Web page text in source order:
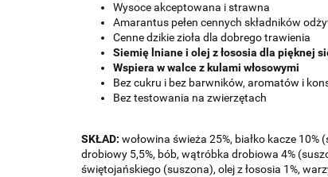
Wysoce akceptowana i strawna
Amarantus pełen cennych składników
Cenne dzikie zioła dla dobrego trawienia
Siemię lniane i olej z łososia dla pięknej
Wspiera w walce z kulami włosowymi
Bez cukru i bez barwników, aromatów i
Bez testowania na zwierzętach
SKŁAD: wołowina świeża 25%, białko kacze
drobiowy 5,5%, bób, wątróbka drobiowa 4%
świętojańskiego (suszona), olej z łososia 1%,